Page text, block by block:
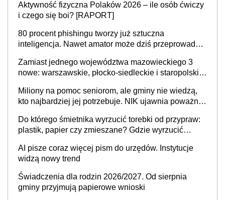
sprawy
Aktywność fizyczna Polaków 2026 – ile osób ćwiczy
i czego się boi? [RAPORT]
80 procent phishingu tworzy już sztuczna
inteligencja. Nawet amator może dziś przeprowadzić
Zamiast jednego województwa mazowieckiego 3
nowe: warszawskie, płocko-siedleckie i staropolskie.
stołecznych
Miliony na pomoc seniorom, ale gminy nie wiedzą,
kto najbardziej jej potrzebuje. NIK ujawnia poważną
Do którego śmietnika wyrzucić torebki od przypraw:
plastik, papier czy zmieszane? Gdzie wyrzucić
AI pisze coraz więcej pism do urzędów. Instytucje
widzą nowy trend
Świadczenia dla rodzin 2026/2027. Od sierpnia
gminy przyjmują papierowe wnioski